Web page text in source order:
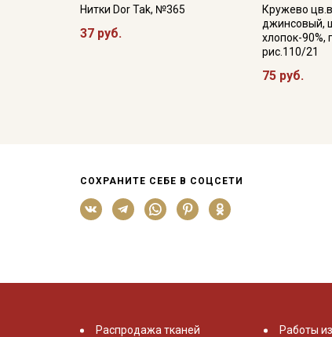
Нитки Dor Tak, №365
37 руб.
Кружево
джинсовый,
хлопок-90%,
рис.110/21
75 руб.
СОХРАНИТЕ СЕБЕ В СОЦСЕТИ
Распродажа тканей
Работы